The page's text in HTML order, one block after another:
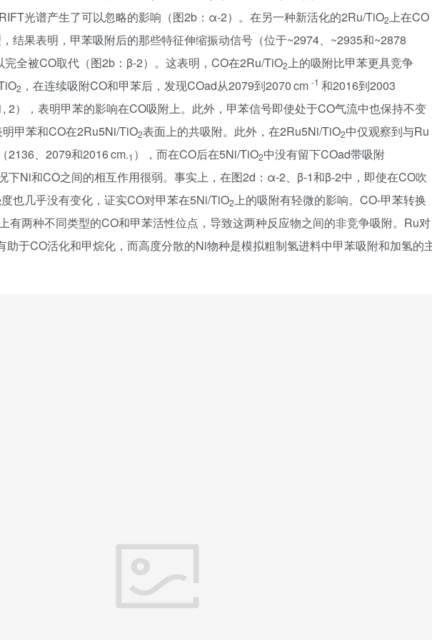
光谱产生了可以忽略的影响（图2b：α-2）。在另一种新活化的2Ru/TiO2上在CO
结果表明，甲苯吸附后的那些特征伸缩振动信号（位于~2974、~2935和~2878
完全被CO取代（图2b：β-2）。这表明，CO在2Ru/TiO2上的吸附比甲苯更具竞争
2 ，在连续吸附CO和甲苯后，发现COad从2079到2070 cm -1 和2016到2003
2），表明甲苯的影响在CO吸附上。此外，甲苯信号即使处于CO气流中也保持不变
明甲苯和CO在2Ru5Ni/TiO2表面上的共吸附。此外，在2Ru5Ni/TiO2中仅观察到与Ru
2136、2079和2016 cm-1 ），而在CO后在5Ni/TiO2中没有留下COad带吸附
下Ni和CO之间的相互作用很弱。事实上，在图2d：α-2、β-1和β-2中，即使在CO吹
也几乎没有变化，证实CO对甲苯在5Ni/TiO2上的吸附有轻微的影响。CO-甲苯转换
有两种不同类型的CO和甲苯活性位点，导致这两种反应物之间的非竞争吸附。Ru对
助于CO活化和甲烷化，而高度分散的Ni物种是模拟粗制氢进料中甲苯吸附和加氢的